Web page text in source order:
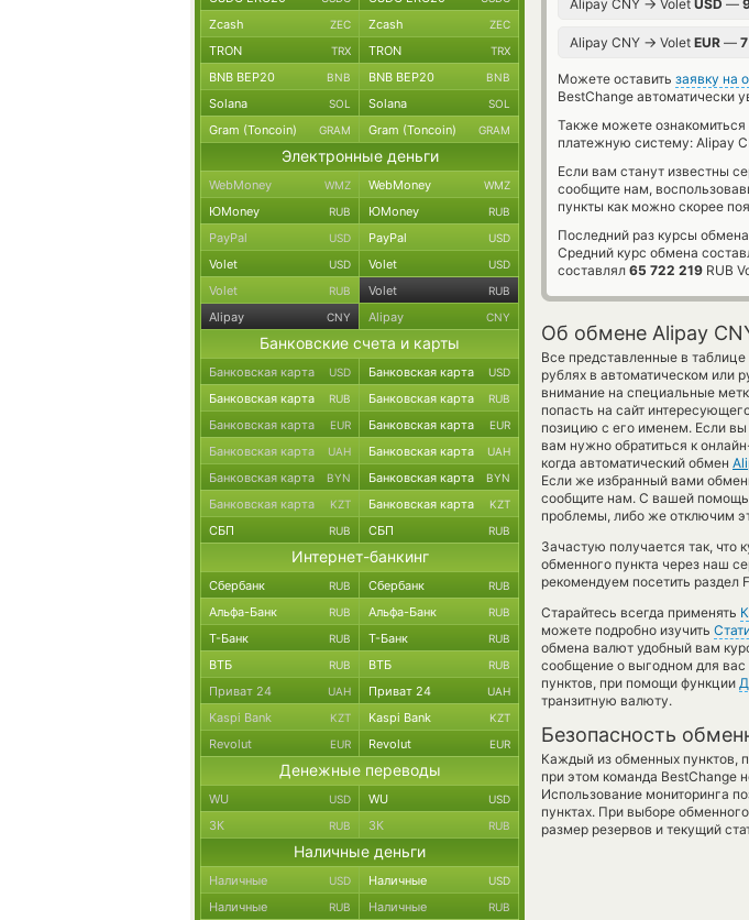
Alipay CNY Volet USD —
Alipay CNY → Volet EUR — 7
Можете оставить заявку на
BestChange автоматически
Также можете
платежную систему: Alipay
Если вам станут известны
сообщите нам,
пункты как можно скорее
Последний раз курсы
Средний курс обмена
составлял 65 722 219 RUB
Об обмене Alipay
Все представленные в
рублях в автоматическом или
внимание на специальные
попасть на сайт
позицию с его именем. Если
вам нужно обратиться к
когда автоматический обмен
Если же избранный вами
сообщите нам. С вашей
проблемы, либо же отключим
Зачастую получается так, что
обменного пункта через наш
рекомендуем посетить раздел
Старайтесь всегда применять
можете подробно изучить
обмена валют удобный вам
сообщение о выгодном для вас
пунктов, при помощи функции
транзитную валюту.
Безопасность
Каждый из обменных пунктов,
при этом команда BestChange
Использование мониторинга
пунктах. При выборе
размер резервов и текущий
Zcash ZEC Zcash ZEC
TRON TRX TRON TRX
BNB BEP20 BNB BNB BEP20 BNB
Solana SOL Solana SOL
Gram (Toncoin) GRAM Gram (Toncoin) GRAM
Электронные деньги
WebMoney WMZ WebMoney WMZ
ЮMoney RUB ЮMoney RUB
PayPal USD PayPal USD
Volet USD Volet USD
Volet RUB Volet RUB
Alipay CNY Alipay CNY
Банковские счета и карты
Банковская карта USD Банковская карта USD
Банковская карта RUB Банковская карта RUB
Банковская карта EUR Банковская карта EUR
Банковская карта UAH Банковская карта UAH
Банковская карта BYN Банковская карта BYN
Банковская карта KZT Банковская карта KZT
СБП RUB СБП RUB
Интернет-банкинг
Сбербанк RUB Сбербанк RUB
Альфа-Банк RUB Альфа-Банк RUB
Т-Банк RUB Т-Банк RUB
ВТБ RUB ВТБ RUB
Приват 24 UAH Приват 24 UAH
Kaspi Bank KZT Kaspi Bank KZT
Revolut EUR Revolut EUR
Денежные переводы
WU USD WU USD
ЗК RUB ЗК RUB
Наличные деньги
Наличные USD Наличные USD
Наличные RUB Наличные RUB